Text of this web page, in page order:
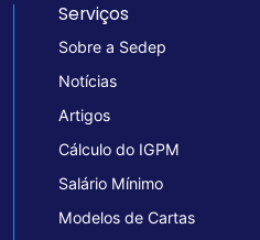
Serviços
Sobre a Sedep
Notícias
Artigos
Cálculo do IGPM
Salário Mínimo
Modelos de Cartas